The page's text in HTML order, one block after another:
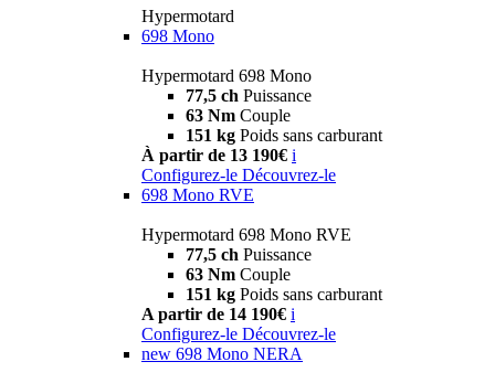
Hypermotard
698 Mono
Hypermotard 698 Mono
77,5 ch Puissance
63 Nm Couple
151 kg Poids sans carburant
À partir de 13 190€ i
Configurez-le Découvrez-le
698 Mono RVE
Hypermotard 698 Mono RVE
77,5 ch Puissance
63 Nm Couple
151 kg Poids sans carburant
A partir de 14 190€ i
Configurez-le Découvrez-le
new 698 Mono NERA